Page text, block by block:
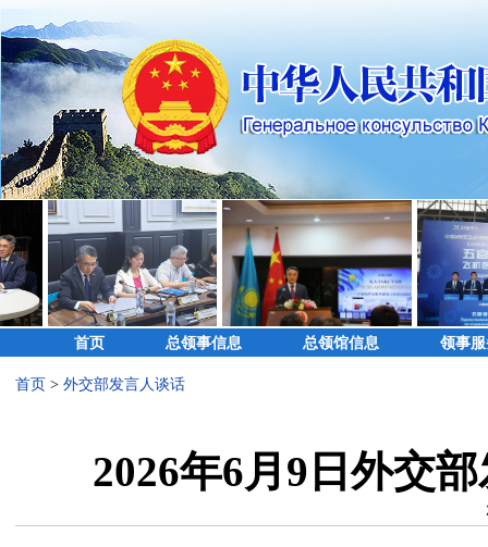
首页 总领事信息 总领馆信息 领事
首页 > 外交部发言人谈话
2026年6月9日外交